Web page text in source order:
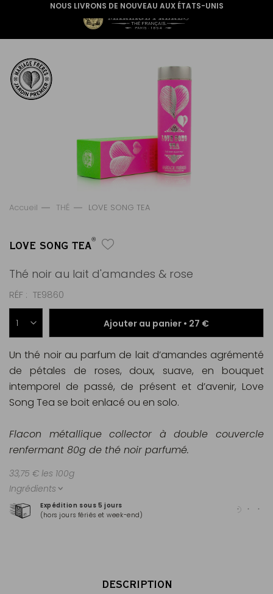
NOUS LIVRONS DE NOUVEAU AUX ÉTATS-UNIS
Accueil THÉ LOVE SONG TEA
LOVE SONG TEA®
Thé noir au lait d'amandes & rose
RÉF TE9860
Ajouter au panier • 27 €
Expédition sous 5 jours
(hors jours fériés et week-end)
Un thé noir au parfum de lait d’amandes agrémenté
de pétales de roses, doux, suave, en bouquet
intemporel de passé, de présent et d’avenir, Love
Song Tea se boit enlacé ou en solo.
Flacon métallique collector à double couvercle
renfermant 80g de thé noir parfumé.
33,75 € les 100g
Ingrédients
DESCRIPTION